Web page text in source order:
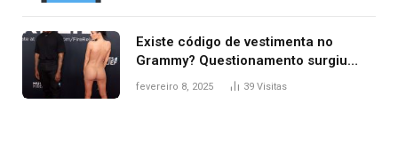
Existe código de vestimenta no
Grammy? Questionamento surgiu
após Bianca Censori, mulher de
fevereiro 8, 2025 39 Visitas